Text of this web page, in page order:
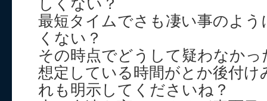
しくない？
最短タイムでさも凄い事のよ
くない？
その時点でどうして疑わなかっ
想定している時間がとか後付
れも明示してくださいね？